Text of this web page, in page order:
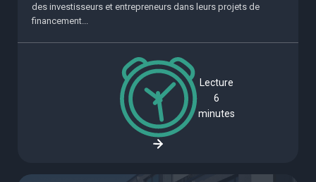
des investisseurs et entrepreneurs dans leurs projets de
financement...
Lecture
6
minutes